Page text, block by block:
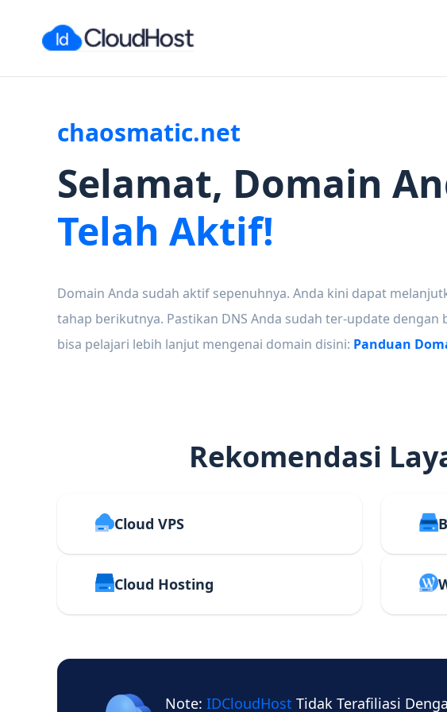
chaosmatic.net
Selamat, Domain
Telah Aktif!
Domain Anda sudah aktif sepenuhnya. Anda kini dapat
tahap berikutnya. Pastikan DNS Anda sudah ter-update dengan
bisa pelajari lebih lanjut mengenai domain disini: Panduan
Rekomendasi
Cloud VPS
Cloud Hosting
Note: IDCloudHost Tidak Terafiliasi